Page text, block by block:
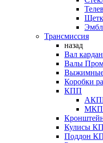
Трансмиссия
назад
Вал
Валы
Коробки
КПП
Кулисы
Поддон